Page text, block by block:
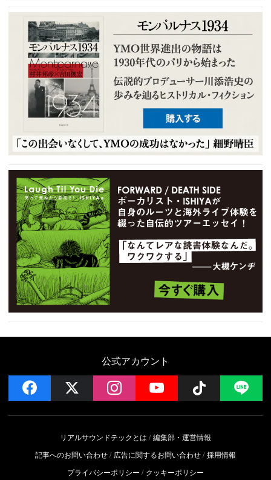
公式アカウント
facebook instagramYouTube Follow
リアルサウンドテックとは
編集部・運営情報
記事へのお問い合わせ
広告に関するお問い合わせ 採用情報
プライバシーポリシー
クッキーポリシー